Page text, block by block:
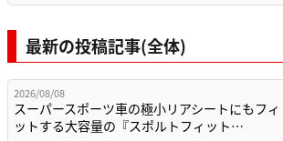
最新の投稿記事(全体)
2026/08/08
スーパースポーツ車の極小リアシートにもフィ
ットする大容量の『スポルトフィット…